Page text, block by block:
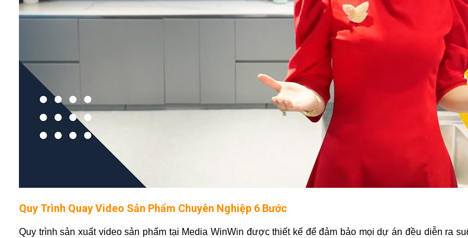
Quy Trình Quay Video Sản Phẩm Chuyên Nghiệp 6 Bước
Quy trình sản xuất video sản phẩm tại Media WinWin được thiết kế để đảm bảo mọi dự án đều diễn ra